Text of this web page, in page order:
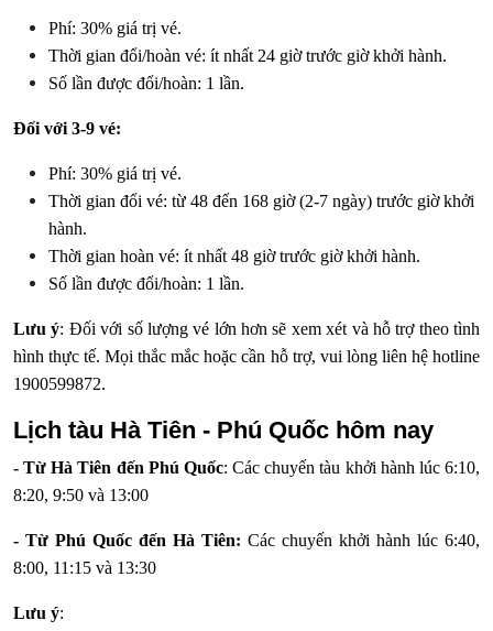
Phí: 30% giá trị vé.
Thời gian đổi/hoàn vé: ít nhất 24 giờ trước giờ khởi hành.
Số lần được đổi/hoàn: 1 lần.
Đối với 3-9 vé:
Phí: 30% giá trị vé.
Thời gian đổi vé: từ 48 đến 168 giờ (2-7 ngày) trước giờ khởi
hành.
Thời gian hoàn vé: ít nhất 48 giờ trước giờ khởi hành.
Số lần được đổi/hoàn: 1 lần.
Lưu ý: Đối với số lượng vé lớn hơn sẽ xem xét và hỗ trợ theo tình
hình thực tế. Mọi thắc mắc hoặc cần hỗ trợ, vui lòng liên hệ hotline
1900599872.
Lịch tàu Hà Tiên - Phú Quốc hôm nay
- Từ Hà Tiên đến Phú Quốc: Các chuyến tàu khởi hành lúc 6:10,
8:20, 9:50 và 13:00
- Từ Phú Quốc đến Hà Tiên: Các chuyến khởi hành lúc 6:40,
8:00, 11:15 và 13:30
Lưu ý: